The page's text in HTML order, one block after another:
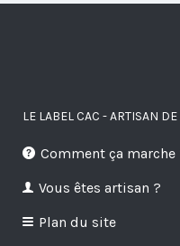
LE LABEL CAC - ARTISAN
Comment ça marche
Vous êtes artisan ?
Plan du site